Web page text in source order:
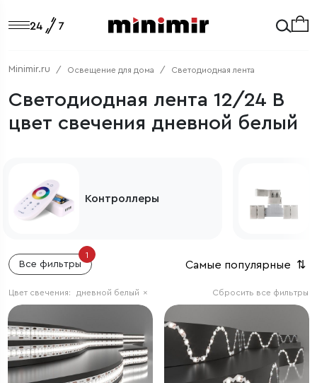
Minimir.ru Освещение для дома Светодиодная лента
Светодиодная лента 12/24 В
цвет свечения дневной белый
Контроллеры
Все фильтры
1
Самые популярные ⇅
Сбросить все фильтры
Цвет свечения: дневной белый ×